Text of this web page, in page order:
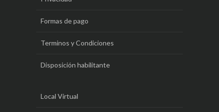
Formas de pago
Terminos y Condiciones
Disposición habilitante
Local Virtual